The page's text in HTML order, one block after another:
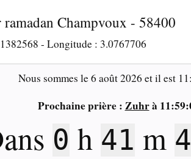
ramadan Champvoux - 58400
- Longitude : 3.0767706
Nous sommes le6 août 2026 et il est
Prochaine prière : Zuhrà
0 h 41 m